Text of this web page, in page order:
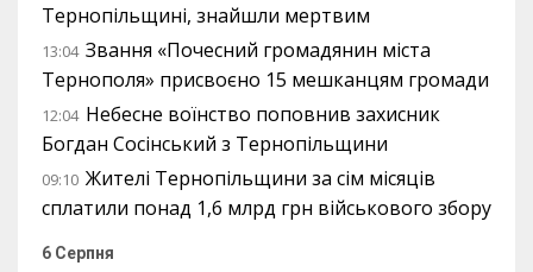
Тернопільщині, знайшли мертвим
13:04 Звання «Почесний громадянин міста
Тернополя» присвоєно 15 мешканцям громади
12:04 Небесне воїнство поповнив захисник
Богдан Сосінський з Тернопільщини
09:10 Жителі Тернопільщини за сім місяців
сплатили понад 1,6 млрд грн військового збору
6 Серпня